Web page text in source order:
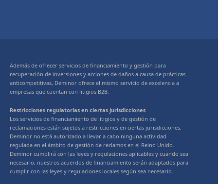
Además de ofrecer servicios de financiamiento y gestión para
recuperación de inversiones y acciones de daños a causa de prácticas
anticompetitivas, Deminor ofrece el mismo servicio de excelencia a
empresas que cuentan con litigios B2B.
Restricciones regulatorias en ciertas jurisdicciones
Los servicios de financiamiento de litigios y de gestión de
reclamaciones están sujetos a restricciones en ciertas jurisdicciones.
Deminor no está autorizado a llevar a cabo ninguna actividad
regulada en el ámbito de gestión de reclamos en el Reino Unido.
Deminor cumplirá con las leyes y regulaciones aplicables y cuando sea
necesario, nuestros acuerdos de financiamiento serán adaptados para
cumplir con las leyes y regulaciones locales según sea necesario.